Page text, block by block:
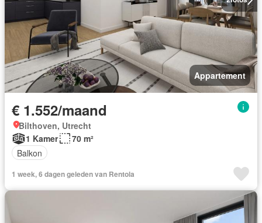
Appartement
€ 1.552/maand
Bilthoven, Utrecht
1 Kamer
70 m²
Balkon
1 week, 6 dagen geleden van Rentola